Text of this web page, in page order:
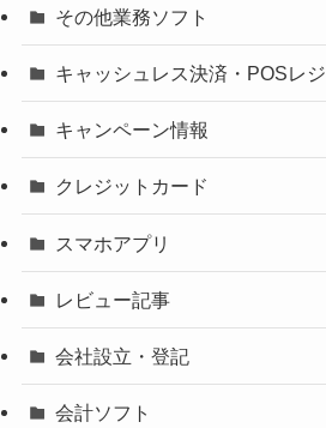
その他業務ソフト
キャッシュレス決済・POSレジ
キャンペーン情報
クレジットカード
スマホアプリ
レビュー記事
会社設立・登記
会計ソフト